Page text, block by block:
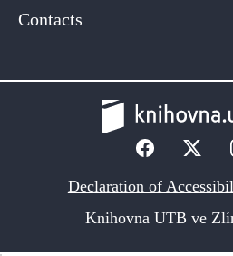
Contacts
Declaration of
Knihovna UTB ve